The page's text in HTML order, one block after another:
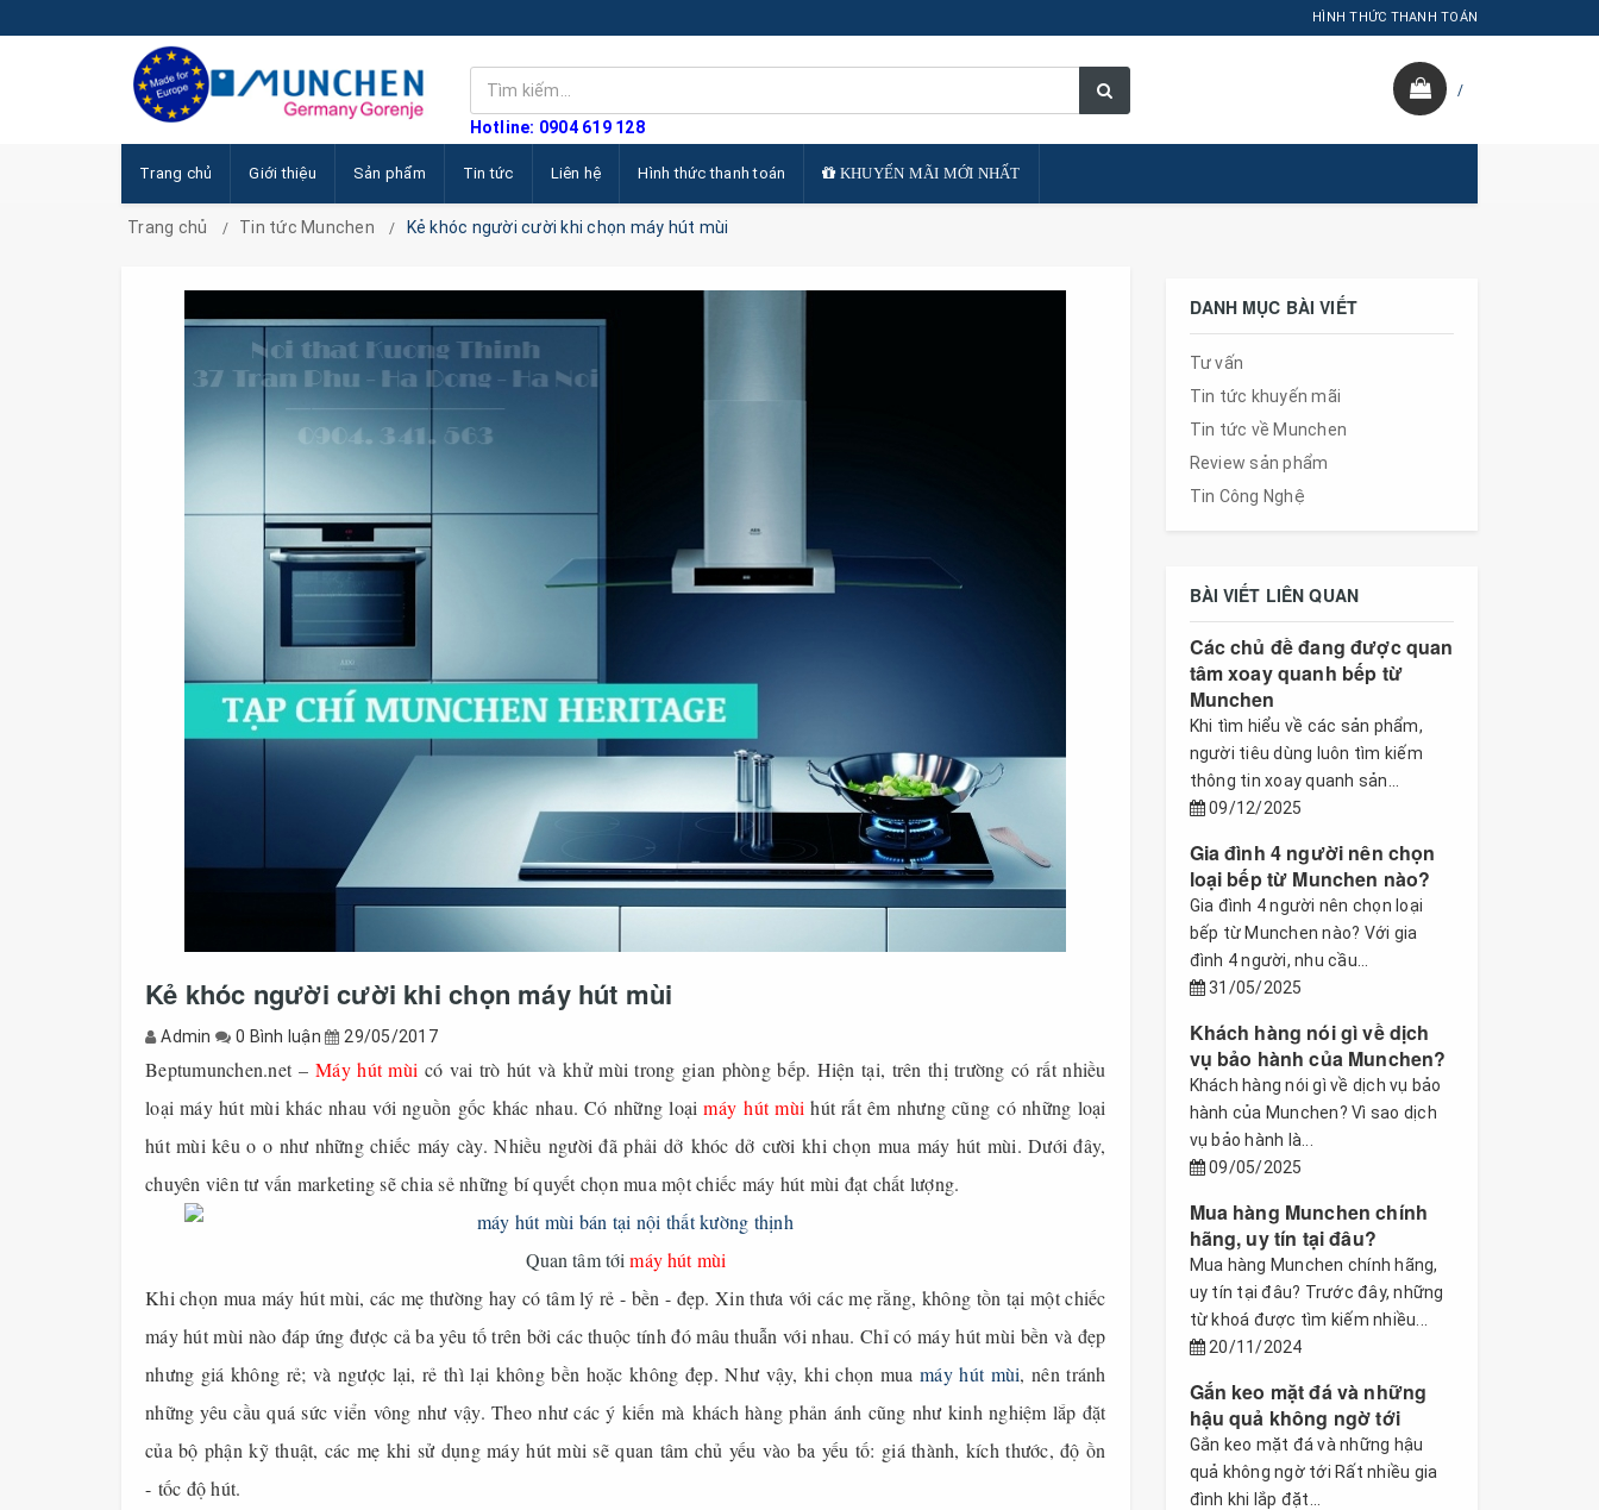
HÌNH THỨC THANH TOÁN
Hotline: 0904 619 128
/
Trang chủ Giới thiệu Sản phẩm Tin tức Liên hệ Hình thức thanh toán KHUYẾN MÃI MỚI NHẤT
Trang chủ Tin tức Munchen Kẻ khóc người cười khi chọn máy hút mùi
Kẻ khóc người cười khi chọn máy hút mùi
Admin 0 Bình luận 29/05/2017
Beptumunchen.net –Máy hút mùi có vai trò hút và khử mùi trong gian phòng bếp. Hiện tại, trên thị trường có rất nhiều
loại máy hút mùi khác nhau với nguồn gốc khác nhau. Có những loạimáy hút mùi hút rất êm nhưng cũng có những loại
hút mùi kêu o o như những chiếc máy cày. Nhiều người đã phải dở khóc dở cười khi chọn mua máy hút mùi. Dưới đây,
chuyên viên tư vấn marketing sẽ chia sẻ những bí quyết chọn mua một chiếc máy hút mùi đạt chất lượng.
Quan tâm tớimáy hút mùi
Khi chọn mua máy hút mùi, các mẹ thường hay có tâm lý rẻ - bền - đẹp. Xin thưa với các mẹ rằng, không tồn tại một chiếc
máy hút mùi nào đáp ứng được cả ba yêu tố trên bởi các thuộc tính đó mâu thuẫn với nhau. Chỉ có máy hút mùi bền và đẹp
nhưng giá không rẻ; và ngược lại, rẻ thì lại không bền hoặc không đẹp. Như vậy, khi chọn muamáy hút mùi, nên tránh
những yêu cầu quá sức viển vông như vậy. Theo như các ý kiến mà khách hàng phản ánh cũng như kinh nghiệm lắp đặt
của bộ phận kỹ thuật, các mẹ khi sử dụng máy hút mùi sẽ quan tâm chủ yếu vào ba yếu tố: giá thành, kích thước, độ ồn
- tốc độ hút.
DANH MỤC BÀI VIẾT
Tư vấn
Tin tức khuyến mãi
Tin tức về Munchen
Review sản phẩm
Tin Công Nghệ
BÀI VIẾT LIÊN QUAN
Các chủ đề đang được quan
tâm xoay quanh bếp từ
Munchen
Khi tìm hiểu về các sản phẩm,
người tiêu dùng luôn tìm kiếm
thông tin xoay quanh sản...
09/12/2025
Gia đình 4 người nên chọn
loại bếp từ Munchen nào?
Gia đình 4 người nên chọn loại
bếp từ Munchen nào? Với gia
đình 4 người, nhu cầu...
31/05/2025
Khách hàng nói gì về dịch
vụ bảo hành của Munchen?
Khách hàng nói gì về dịch vụ bảo
hành của Munchen? Vì sao dịch
vụ bảo hành là...
09/05/2025
Mua hàng Munchen chính
hãng, uy tín tại đâu?
Mua hàng Munchen chính hãng,
uy tín tại đâu? Trước đây, những
từ khoá được tìm kiếm nhiều...
20/11/2024
Gắn keo mặt đá và những
hậu quả không ngờ tới
Gắn keo mặt đá và những hậu
quả không ngờ tới Rất nhiều gia
đình khi lắp đặt...